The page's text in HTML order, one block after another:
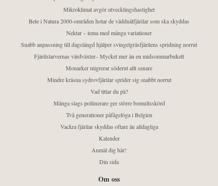
Mikroklimat avgör utvecklingshastighet
Bete i Natura 2000-områden hotar de väddnätfjärilar som ska skyddas
Nektar – tema med många variationer
Snabb anpassning till dagslängd hjälper svingelgräsfjärilens spridning norrut
Fjärilslarvernas värdväxter– Mycket mer än en midsommarbukett
Monarker migrerar söderut allt senare
Mindre kräsna sydrovfjärilar sprider sig snabbt norrut
Vad tittar du på?
Många slags pollinerare ger större bomullsskörd
Två generationer påfågelöga i Belgien
Vackra fjärilar skyddas oftare än alldagliga
Kalender
Anmäl dig här!
Din sida
Om oss